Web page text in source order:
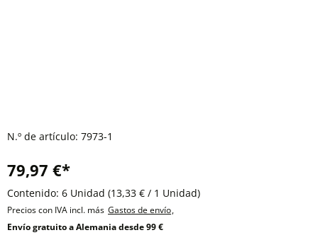
N.º de artículo: 7973-1
79,97 €*
Contenido: 6 Unidad (13,33 € / 1 Unidad)
Precios con IVA incl. más Gastos de envío,
Envío gratuito a Alemania desde 99 €